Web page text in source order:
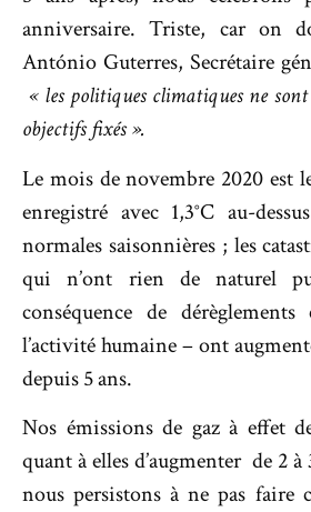
anniversaire. Triste, car on
António Guterres, Secrétaire
« les politiques climatiques ne
objectifs fixés ».
Le mois de novembre 2020 est
enregistré avec 1,3°C au-
normales saisonnières ; les
qui n’ont rien de naturel
conséquence de
l’activité humaine – ont
depuis 5 ans.
Nos émissions de gaz à effet
quant à elles d’augmenter de 2
nous persistons à ne pas faire